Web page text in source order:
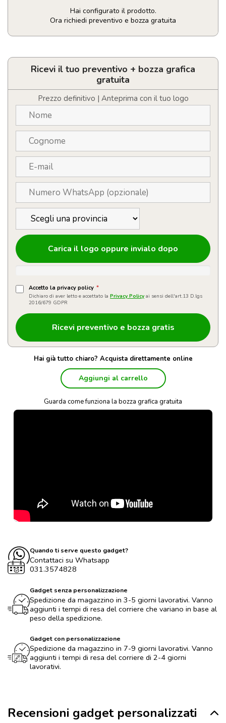
Hai configurato il prodotto.
Ora richiedi preventivo e bozza gratuita
Bicchiere
doppio
quantità
Ricevi il tuo preventivo + bozza grafica
gratuita
Prezzo definitivo | Anteprima con il tuo logo
Carica il logo oppure invialo dopo
Accetto la privacy policy *
Dichiaro di aver letto e accettato la Privacy Policy ai sensi dell'art.13 D.lgs
2016/679 GDPR
Hai già tutto chiaro? Acquista direttamente online
Aggiungi al carrello
Guarda come funziona la bozza grafica gratuita
Quando ti serve questo gadget?
Contattaci su Whatsapp
031.3574828
Gadget senza personalizzazione
Spedizione da magazzino in 3-5 giorni lavorativi. Vanno
aggiunti i tempi di resa del corriere che variano in base al
peso della spedizione.
Gadget con personalizzazione
Spedizione da magazzino in 7-9 giorni lavorativi. Vanno
aggiunti i tempi di resa del corriere di 2-4 giorni
lavorativi.
Recensioni gadget personalizzati